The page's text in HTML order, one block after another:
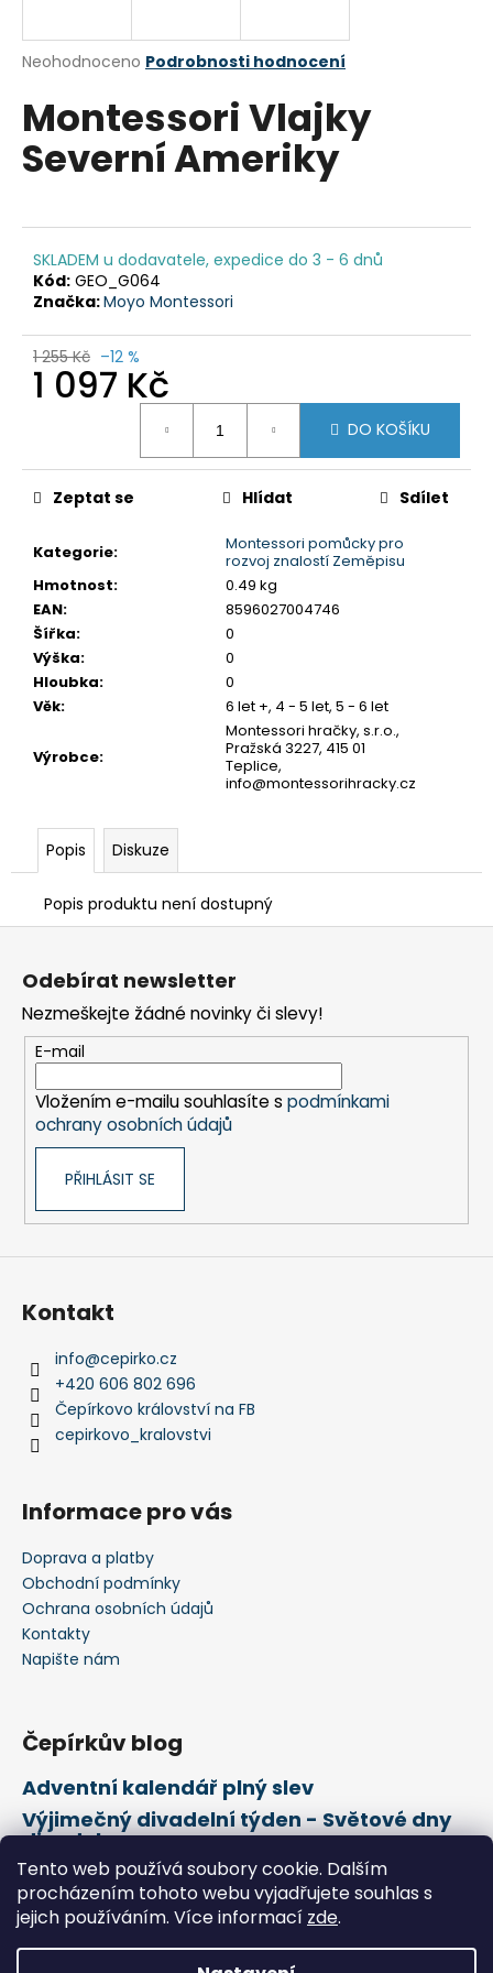
Tento web používá soubory cookie. Dalším
procházením tohoto webu vyjadřujete souhlas s
jejich používáním. Více informací zde.
Průměrné
produktu
je
0,0
z
Neohodnoceno Podrobnosti hodnocení
Montessori Vlajky
Severní Ameriky
SKLADEM u dodavatele, expedice do 3 - 6 dnů
Kód: GEO_G064
Značka:Moyo Montessori
1 255 Kč –12 %
1 097 Kč
DO KOŠÍKU
Kategorie:
Montessori pomůcky pro
rozvoj znalostí Zeměpisu
Hmotnost:
0.49 kg
EAN:
8596027004746
Šířka:
0
Výška:
0
Hloubka:
0
Věk: 6 let +, 4 - 5 let, 5 - 6 let
Výrobce:
Montessori hračky, s.r.o.,
Pražská 3227, 415 01
Teplice,
info@montessorihracky.cz
Zeptat se Hlídat Sdílet
Popis Diskuze
Popis produktu není dostupný
j
t
?
HLEDAT
D
o
u
č
m
e
MONTESSORI
DRŽÁK
NA
TUŽKY
Z
Odebírat newsletter
Nezmeškejte žádné novinky či slevy!
E-mail
Vložením e-mailu souhlasíte s podmínkami
ochrany osobních údajů
PŘIHLÁSIT SE
Kontakt
info@cepirko.cz
+420 606 802 696
Čepírkovo království na FB
cepirkovo_kralovstvi
Informace pro vás
Doprava a platby
Obchodní podmínky
Ochrana osobních údajů
Kontakty
Napište nám
Čepírkův blog
Adventní kalendář plný slev
Výjimečný divadelní týden - Světové dny
divadel
21. února Mezinárodní den mateřského
jazyka
Vytvořil Shoptet